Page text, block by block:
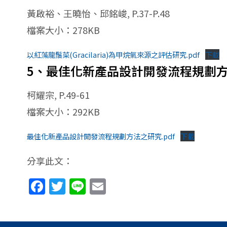
黃啟裕、王曉怡、邱銘峻, P.37-P.48
檔案大小：278KB
以紅藻龍鬚菜(Gracilaria)為甲烷氣來源之評估研究.pdf 下載
5、最佳化新產品設計開發流程規劃
柯耀宗, P.49-61
檔案大小：292KB
最佳化新產品設計開發流程規劃方法之研究.pdf 下載
分享此文：
Facebook
Twitter
Line